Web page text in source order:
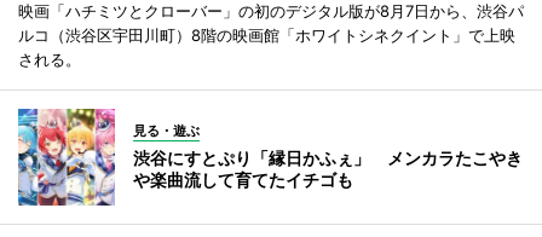
映画「ハチミツとクローバー」の初のデジタル版が8月7日から、渋谷パ
ルコ（渋谷区宇田川町）8階の映画館「ホワイトシネクイント」で上映
される。
見る・遊ぶ
渋谷にすとぷり「縁日かふぇ」 メンカラたこやき
や楽曲流して育てたイチゴも